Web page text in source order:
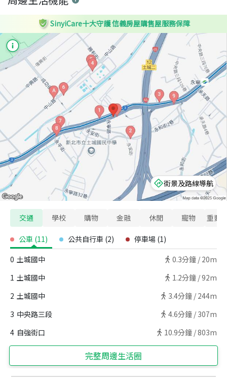
SinyiCare十大守護 信義房屋購售屋服務保障
街景及路線導航
交通 學校 購物 金融 休閒 寵物 重要
公車 (11) 公共自行車 (2) 停車場 (1)
0 土城國中 0.3分鐘 / 20m
1 土城國中 1.2分鐘 /92m
2 土城國中 3.4分鐘 / 244m
3 中央路三段 4.6分鐘 / 307m
4 自強街口 10.9分鐘 /803m
完整周邊生活圈